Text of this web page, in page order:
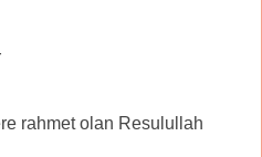
rahmet olan Resulullah